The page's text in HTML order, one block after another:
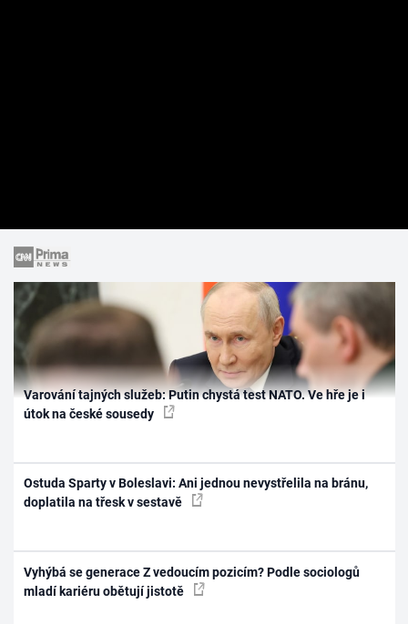
Varování tajných služeb: Putin chystá test NATO. Ve hře je i
útok na české sousedy
Ostuda Sparty v Boleslavi: Ani jednou nevystřelila na bránu,
doplatila na třesk v sestavě
Vyhýbá se generace Z vedoucím pozicím? Podle sociologů
mladí kariéru obětují jistotě